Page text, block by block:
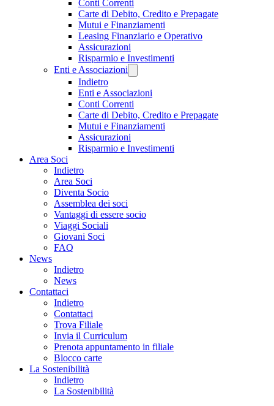
Conti Correnti
Carte di Debito, Credito e Prepagate
Mutui e Finanziamenti
Leasing Finanziario e Operativo
Assicurazioni
Risparmio e Investimenti
Enti e Associazioni
Indietro
Enti e Associazioni
Conti Correnti
Carte di Debito, Credito e Prepagate
Mutui e Finanziamenti
Assicurazioni
Risparmio e Investimenti
Area Soci
Indietro
Area Soci
Diventa Socio
Assemblea dei soci
Vantaggi di essere socio
Viaggi Sociali
Giovani Soci
FAQ
News
Indietro
News
Contattaci
Indietro
Contattaci
Trova Filiale
Invia il Curriculum
Prenota appuntamento in filiale
Blocco carte
La Sostenibilità
Indietro
La Sostenibilità